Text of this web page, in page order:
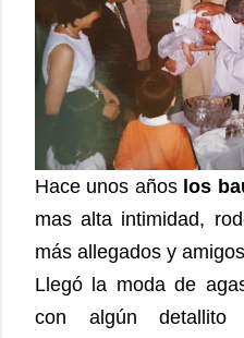
Hace unos años los
mas alta intimidad,
más allegados y
Llegó la moda de
con algún detallito